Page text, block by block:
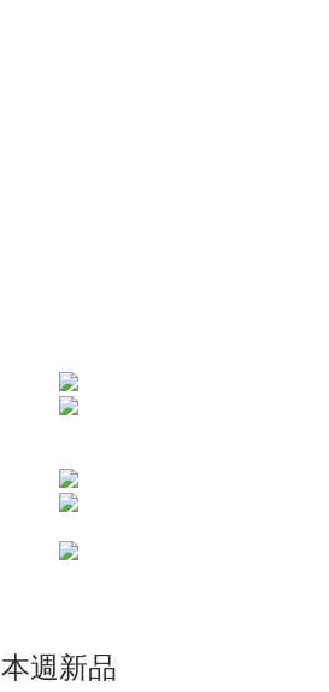
本週新品